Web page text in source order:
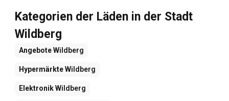
Kategorien der Läden in der Stadt
Wildberg
AngeboteWildberg
HypermärkteWildberg
ElektronikWildberg